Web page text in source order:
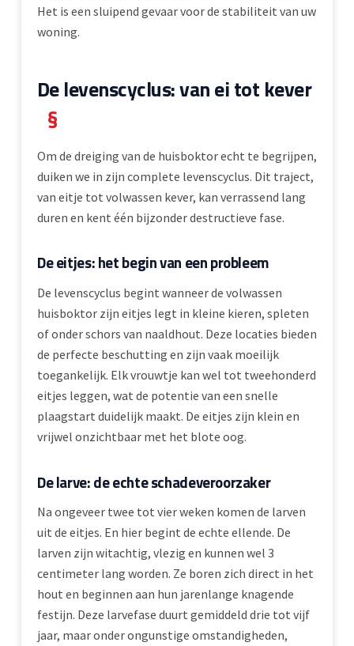
Het is een sluipend gevaar voor de stabiliteit van uw
woning.
De levenscyclus: van ei tot kever
§
Om de dreiging van de huisboktor echt te begrijpen,
duiken we in zijn complete levenscyclus. Dit traject,
van eitje tot volwassen kever, kan verrassend lang
duren en kent één bijzonder destructieve fase.
De eitjes: het begin van een probleem
De levenscyclus begint wanneer de volwassen
huisboktor zijn eitjes legt in kleine kieren, spleten
of onder schors van naaldhout. Deze locaties bieden
de perfecte beschutting en zijn vaak moeilijk
toegankelijk. Elk vrouwtje kan wel tot tweehonderd
eitjes leggen, wat de potentie van een snelle
plaagstart duidelijk maakt. De eitjes zijn klein en
vrijwel onzichtbaar met het blote oog.
De larve: de echte schadeveroorzaker
Na ongeveer twee tot vier weken komen de larven
uit de eitjes. En hier begint de echte ellende. De
larven zijn witachtig, vlezig en kunnen wel 3
centimeter lang worden. Ze boren zich direct in het
hout en beginnen aan hun jarenlange knagende
festijn. Deze larvefase duurt gemiddeld drie tot vijf
jaar, maar onder ongunstige omstandigheden,